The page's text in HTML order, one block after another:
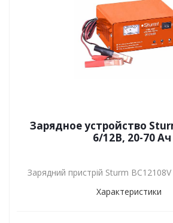
Зарядное устройство
6/12В, 20-70 Ач
Зарядний пристрій Sturm
Характеристики